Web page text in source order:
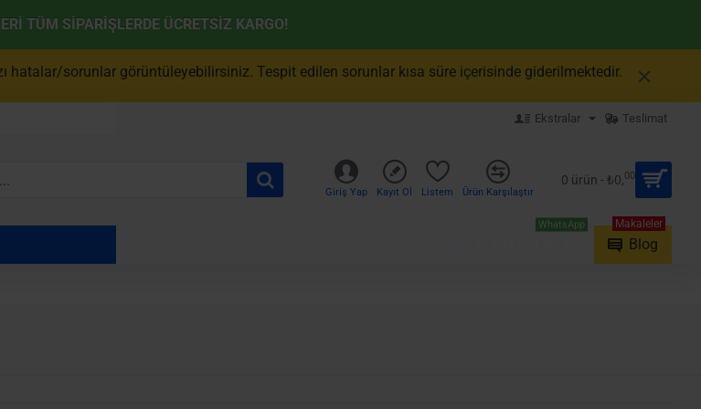
TÜM SIPARIŞLERDE ÜCRETSIZ KARGO!
sorunlar görüntüleyebilirsiniz. Tespit edilen sorunlar kısa süre içerisinde giderilmektedir.
Ekstralar Teslimat
Giriş Yap Kayıt Ol Listem Ürün Karşılaştır
0 ürün - ₺0, 00
WhatsApp
Blog
Makaleler